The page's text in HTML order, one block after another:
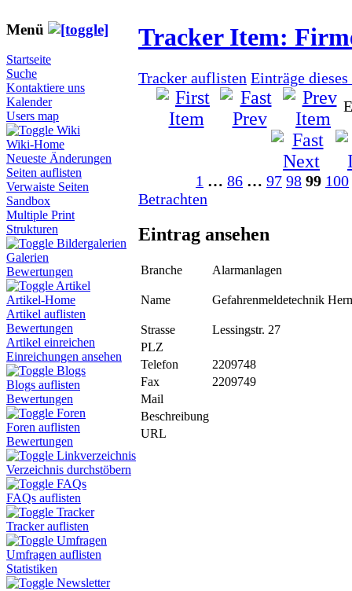
Menü
Startseite
Suche
Kontaktiere uns
Kalender
Users map
Wiki
Wiki-Home
Neueste Änderungen
Seiten auflisten
Verwaiste Seiten
Sandbox
Multiple Print
Strukturen
Bildergalerien
Galerien
Bewertungen
Artikel
Artikel-Home
Artikel auflisten
Bewertungen
Artikel einreichen
Einreichungen ansehen
Blogs
Blogs auflisten
Bewertungen
Foren
Foren auflisten
Bewertungen
Linkverzeichnis
Verzeichnis durchstöbern
FAQs
FAQs auflisten
Tracker
Tracker auflisten
Umfragen
Umfragen auflisten
Statistiken
Newsletter
Tracker Item:
Tracker auflisten Einträge dieses
1 … 86 … 97 98 99 100
Betrachten
Eintrag ansehen
Branche Alarmanlagen
Name Gefahrenmeldetechnik
Strasse
Lessingstr. 27
PLZ
Telefon
2209748
Fax
2209749
Mail
Beschreibung
URL